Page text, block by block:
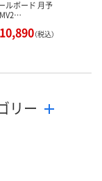
ルボード 月予
（税込）
リー